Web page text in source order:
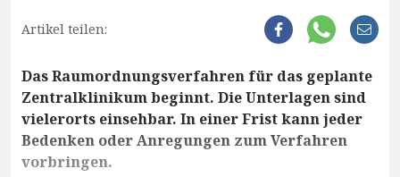
Artikel teilen:
Das Raumordnungsverfahren für das geplante
Zentralklinikum beginnt. Die Unterlagen sind
vielerorts einsehbar. In einer Frist kann jeder
Bedenken oder Anregungen zum Verfahren
vorbringen.